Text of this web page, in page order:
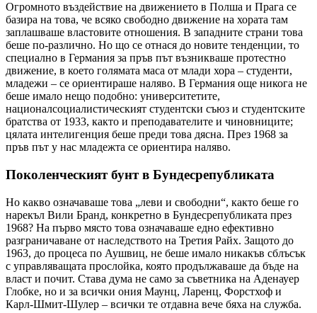
Огромното въздействие на движението в Полша и Прага се
базира на това, че всяко свободно движение на хората там
заплашваше властовите отношения. В западните страни това
беше по-различно. Но що се отнася до новите тенденции, то
специално в Германия за пръв път възникваше протестно
движение, в което голямата маса от млади хора – студенти,
младежи – се ориентираше наляво. В Германия още никога не
беше имало нещо подобно: университетите,
националсоциалистическият студентски съюз и студентските
братства от 1933, както и преподавателите и чиновниците;
цялата интелигенция беше преди това дясна. През 1968 за
пръв път у нас младежта се ориентира наляво.
Поколенческият бунт в Бундесрепубликата
Но какво означаваше това „леви и свободни“, както беше го
нарекъл Вили Бранд, конкретно в Бундесрепубликата през
1968? На първо място това означаваше едно ефективно
разграничаване от наследството на Третия Райх. Защото до
1963, до процеса по Аушвиц, не беше имало никакъв сблъсък
с управляващата прослойка, която продължаваше да бъде на
власт и почит. Става дума не само за съветника на Аденауер
Глобке, но и за всички ония Маунц, Ларенц, Форстхоф и
Карл-Шмит-Шулер – всички те отдавна вече бяха на служба.